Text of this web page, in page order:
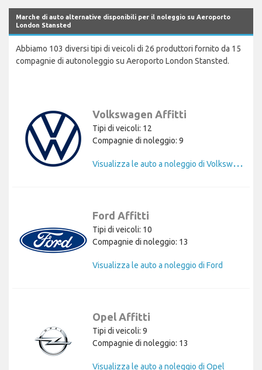
Marche di auto alternative disponibili per il noleggio su Aeroporto
London Stansted
Abbiamo 103 diversi tipi di veicoli di 26 produttori fornito da 15
compagnie di autonoleggio su Aeroporto London Stansted.
Volkswagen Affitti
Tipi di veicoli: 12
Compagnie di noleggio: 9
V
isualizza le auto a noleggio di Volkswagen
Ford Affitti
Tipi di veicoli: 10
Compagnie di noleggio: 13
Visualizza le auto a noleggio di Ford
Opel Affitti
Tipi di veicoli: 9
Compagnie di noleggio: 13
Visualizza le auto a noleggio di Opel